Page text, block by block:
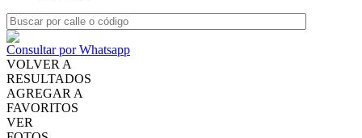
Consultar por Whatsapp
VOLVER A
RESULTADOS
AGREGAR A
FAVORITOS
VER